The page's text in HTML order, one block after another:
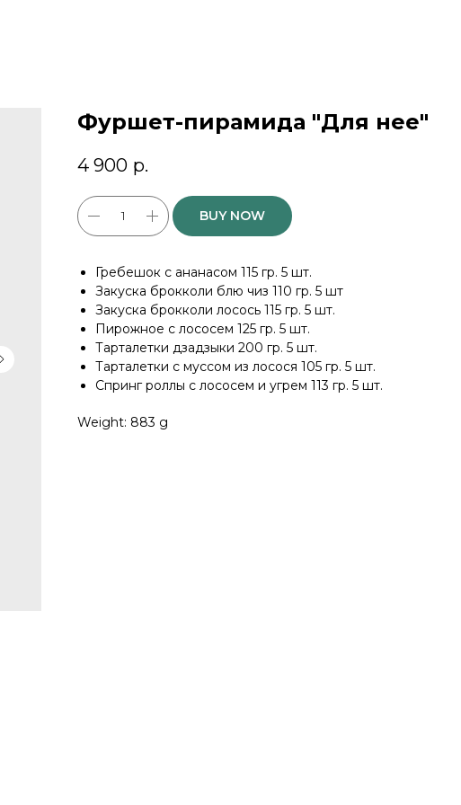
Фуршет-пирамида "Для нее"
4 900 р.
BUY NOW
Гребешок с ананасом 115 гр. 5 шт.
Закуска брокколи блю чиз 110 гр. 5 шт
Закуска брокколи лосось 115 гр. 5 шт.
Пирожное с лососем 125 гр. 5 шт.
Тарталетки дзадзыки 200 гр. 5 шт.
Тарталетки с муссом из лосося 105 гр. 5 шт.
Спринг роллы с лососем и угрем 113 гр. 5 шт.
Weight: 883 g